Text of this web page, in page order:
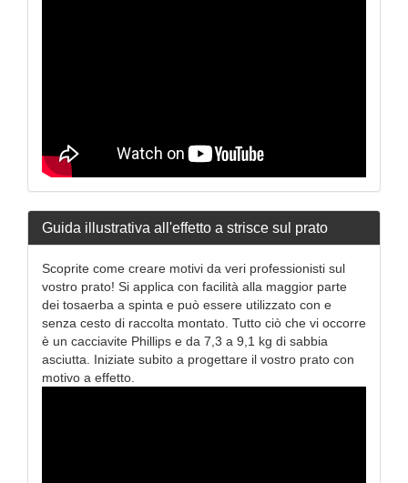
Guida illustrativa all'effetto a strisce sul prato
Scoprite come creare motivi da veri professionisti sul
vostro prato! Si applica con facilità alla maggior parte
dei tosaerba a spinta e può essere utilizzato con e
senza cesto di raccolta montato. Tutto ciò che vi occorre
è un cacciavite Phillips e da 7,3 a 9,1 kg di sabbia
asciutta. Iniziate subito a progettare il vostro prato con
motivo a effetto.